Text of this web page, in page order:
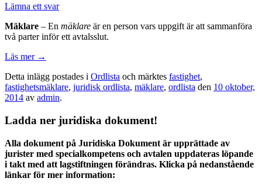
Lämna ett svar
Mäklare – En mäklare är en person vars uppgift är att sammanföra
två parter inför ett avtalsslut.
Läs mer →
Detta inlägg postades i Ordlista och märktes fastighet,
fastighetsmäklare, juridisk ordlista, mäklare, ordlista den 10 oktober,
2014 av admin.
Ladda ner juridiska dokument!
Alla dokument på Juridiska Dokument är upprättade av
jurister med specialkompetens och avtalen uppdateras löpande
i takt med att lagstiftningen förändras. Klicka på nedanstående
länkar för mer information: